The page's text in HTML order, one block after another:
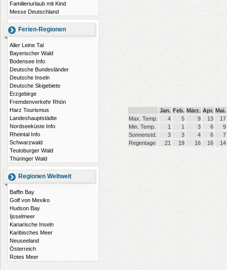
Familienurlaub mit Kind
Messe Deutschland
Ferien-Regionen
Aller Leine Tal
Bayerischer Wald
Bodensee Info
Deutsche Bundesländer
Deutsche Inseln
Deutsche Skigebiete
Erzgebirge
Fremdenverkehr Rhön
Harz Tourismus
Landeshauptstädte
Nordseeküste Info
Rheintal Info
Schwarzwald
Teutoburger Wald
Thüringer Wald
Regionen Weltweit
Baffin Bay
Golf von Mexiko
Hudson Bay
Ijsselmeer
Kanarische Inseln
Karibisches Meer
Neuseeland
Österreich
Rotes Meer
Jan. Feb. März. Apr. Mai.
Max. Temp.
4 5 9 13
17
Min. Temp.
1 1 3 6
9
Sonnenstd.
3 3 4 6
7
Regentage
21 19 16 16 14